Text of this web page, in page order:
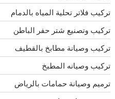
تركيب فلاتر تحلية المياه بالدمام
تركيب وتصنيع شتر حفر الباطن
تركيب وصيانة مطابخ بالقطيف
تركيب وصيانه المطبخ
ترميم وصيانة حمامات بالرياض